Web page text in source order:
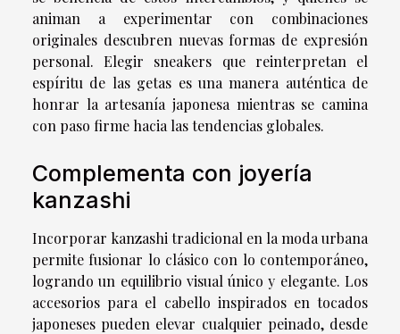
animan a experimentar con combinaciones
originales descubren nuevas formas de expresión
personal. Elegir sneakers que reinterpretan el
espíritu de las getas es una manera auténtica de
honrar la artesanía japonesa mientras se camina
con paso firme hacia las tendencias globales.
Complementa con joyería
kanzashi
Incorporar kanzashi tradicional en la moda urbana
permite fusionar lo clásico con lo contemporáneo,
logrando un equilibrio visual único y elegante. Los
accesorios para el cabello inspirados en tocados
japoneses pueden elevar cualquier peinado, desde